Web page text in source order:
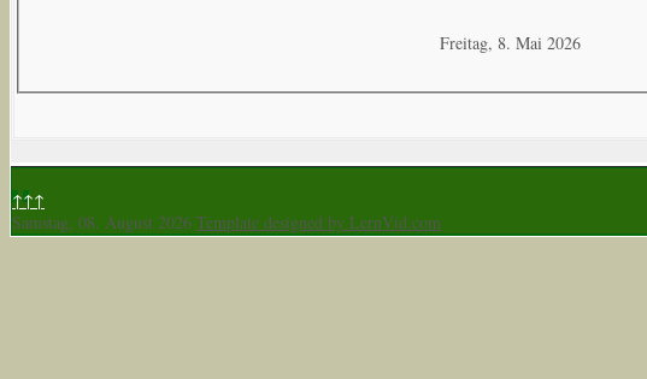
Freitag, 8. Mai 2026
↑↑↑
Samstag, 08. August 2026 Template designed by LernVid.com